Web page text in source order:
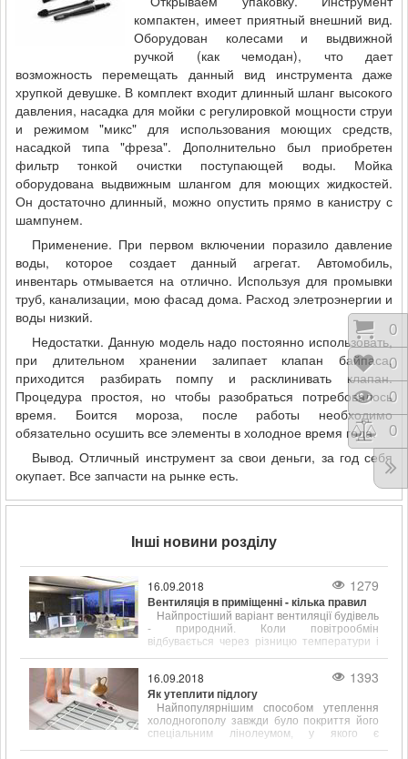
компактен, имеет приятный внешний вид.
Оборудован колесами и выдвижной
ручкой (как чемодан), что дает
возможность перемещать данный вид инструмента даже
хрупкой девушке. В комплект входит длинный шланг высокого
давления, насадка для мойки с регулировкой мощности струи
и режимом "микс" для использования моющих средств,
насадкой типа "фреза". Дополнительно был приобретен
фильтр тонкой очистки поступающей воды. Мойка
оборудована выдвижным шлангом для моющих жидкостей.
Он достаточно длинный, можно опустить прямо в канистру с
шампунем.
Применение. При первом включении поразило давление
воды, которое создает данный агрегат. Автомобиль,
инвентарь отмывается на отлично. Используя для промывки
труб, канализации, мою фасад дома. Расход элетроэнергии и
воды низкий.
Недостатки. Данную модель надо постоянно использовать,
при длительном хранении залипает клапан байпаса,
приходится разбирать помпу и расклинивать клапан.
Процедура простоя, но чтобы разобраться потребовалось
время. Боится мороза, после работы необходимо
обязательно осушить все элементы в холодное время года.
Вывод. Отличный инструмент за свои деньги, за год себя
окупает. Все запчасти на рынке есть.
Інші новини розділу
16.09.2018 1279
Вентиляція в приміщенні - кілька правил
Найпростіший варіант вентиляції будівель
- природний. Коли повітрообмін
відбувається через різницю температури і
16.09.2018 1393
Як утеплити підлогу
Найпопулярнішим способом утеплення
холодногополу завжди було покриття його
спеціальним лінолеумом, у якого є
0
0
0
0